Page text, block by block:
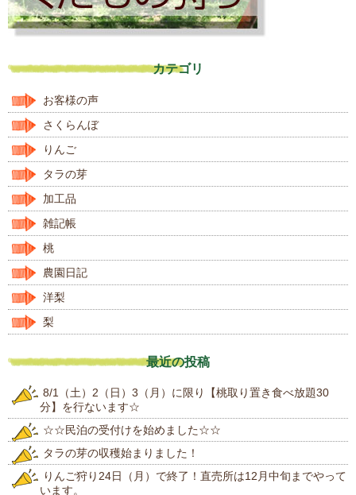
カテゴリ
お客様の声
さくらんぼ
りんご
タラの芽
加工品
雑記帳
桃
農園日記
洋梨
梨
最近の投稿
8/1（土）2（日）3（月）に限り【桃取り置き食べ放題30
分】を行ないます☆
☆☆民泊の受付けを始めました☆☆
タラの芽の収穫始まりました！
りんご狩り24日（月）で終了！直売所は12月中旬までやって
います。